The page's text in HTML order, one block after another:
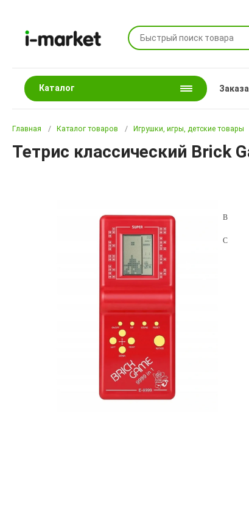
Каталог
Главная Каталог товаров Игрушки, игры, детские товары
Тетрис классический Brick